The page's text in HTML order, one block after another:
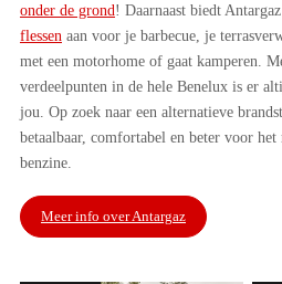
onder de grond! Daarnaast biedt Antargaz
flessen aan voor je barbecue, je
met een motorhome of gaat kamperen.
verdeelpunten in de hele Benelux is er
jou. Op zoek naar een alternatieve
betaalbaar, comfortabel en beter voor
benzine.
Meer info over Antargaz